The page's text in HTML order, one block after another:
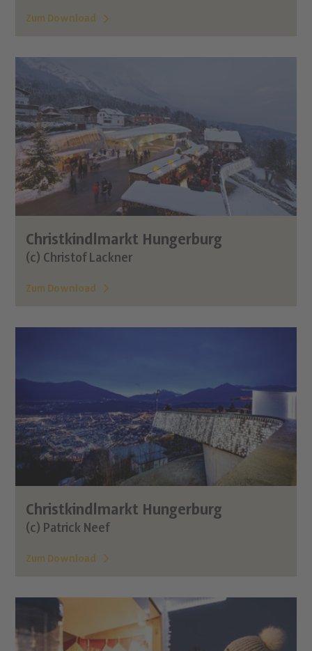
Zum Download
Christkindlmarkt Hungerburg
(c) Christof Lackner
Zum Download
Christkindlmarkt Hungerburg
(c) Patrick Neef
Zum Download